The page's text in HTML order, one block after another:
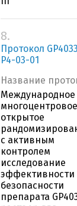
8.
Протокол
P4-03-01
Название
Международное
многоцентровое
открытое
с активным
контролем
исследование
эффективности
безопасности
препарата